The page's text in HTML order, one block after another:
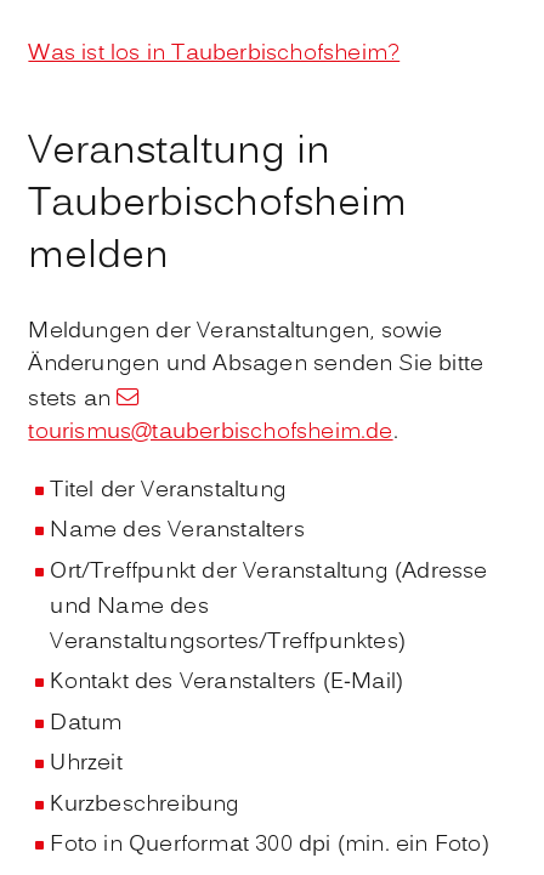
Was ist los in Tauberbischofsheim?
Veranstaltung in
Tauberbischofsheim
melden
Meldungen der Veranstaltungen, sowie
Änderungen und Absagen senden Sie bitte
stets an
tourismus@tauberbischofsheim.de.
Titel der Veranstaltung
Name des Veranstalters
Ort/Treffpunkt der Veranstaltung (Adresse
und Name des
Veranstaltungsortes/Treffpunktes)
Kontakt des Veranstalters (E-Mail)
Datum
Uhrzeit
Kurzbeschreibung
Foto in Querformat 300 dpi (min. ein Foto)